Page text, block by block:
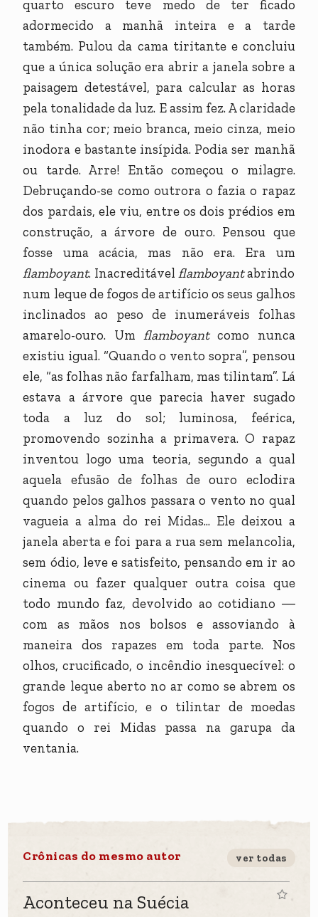
quarto escuro teve medo de ter ficado
adormecido a manhã inteira e a tarde
também. Pulou da cama tiritante e concluiu
que a única solução era abrir a janela sobre a
paisagem detestável, para calcular as horas
pela tonalidade da luz. E assim fez. A claridade
não tinha cor; meio branca, meio cinza, meio
inodora e bastante insípida. Podia ser manhã
ou tarde. Arre! Então começou o milagre.
Debruçando-se como outrora o fazia o rapaz
dos pardais, ele viu, entre os dois prédios em
construção, a árvore de ouro. Pensou que
fosse uma acácia, mas não era. Era um
flamboyant. Inacreditável flamboyantabrindo
num leque de fogos de artifício os seus galhos
inclinados ao peso de inumeráveis folhas
amarelo-ouro. Um flamboyantcomo nunca
existiu igual. “Quando o vento sopra”, pensou
ele, “as folhas não farfalham, mas tilintam”. Lá
estava a árvore que parecia haver sugado
toda a luz do sol; luminosa, feérica,
promovendo sozinha a primavera. O rapaz
inventou logo uma teoria, segundo a qual
aquela efusão de folhas de ouro eclodira
quando pelos galhos passara o vento no qual
vagueia a alma do rei Midas... Ele deixou a
janela aberta e foi para a rua sem melancolia,
sem ódio, leve e satisfeito, pensando em ir ao
cinema ou fazer qualquer outra coisa que
todo mundo faz, devolvido ao cotidiano ―
com as mãos nos bolsos e assoviando à
maneira dos rapazes em toda parte. Nos
olhos, crucificado, o incêndio inesquecível: o
grande leque aberto no ar como se abrem os
fogos de artifício, e o tilintar de moedas
quando o rei Midas passa na garupa da
ventania.
Crônicas do mesmo autor ver todas
Aconteceu na Suécia